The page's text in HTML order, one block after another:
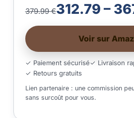
379.99 €312.79 –
Voir sur
✓ Paiement sécurisé✓ Livraison
✓ Retours gratuits
Lien partenaire : une commission
sans surcoût pour vous.